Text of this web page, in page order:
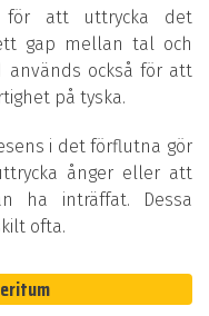
för att uttrycka det
gap mellan tal och
används också för att
på tyska.
i det förflutna gör
ånger eller att
ha inträffat. Dessa
ofta.